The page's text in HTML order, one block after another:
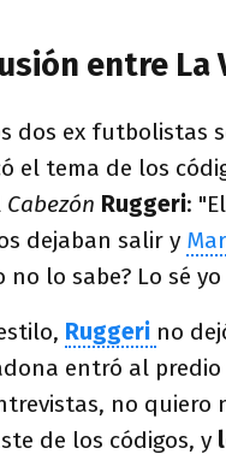
entre La
dos ex futbolistas
el tema de los
Cabezón Ruggeri:
dejaban salir y
lo sabe? Lo sé
Ruggeri no
entró al
no quiero
de los códigos, y